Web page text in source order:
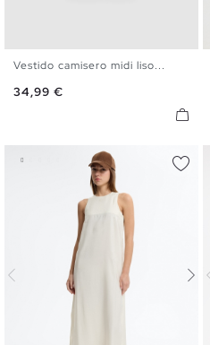
Vestido camisero midi liso...
Precio
34,99 €